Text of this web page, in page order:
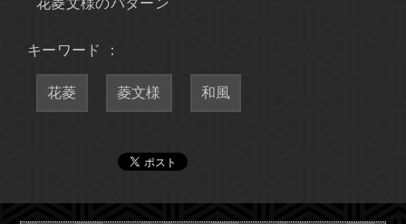
花菱文様のパターン
キーワード ：
花菱 菱文様 和風